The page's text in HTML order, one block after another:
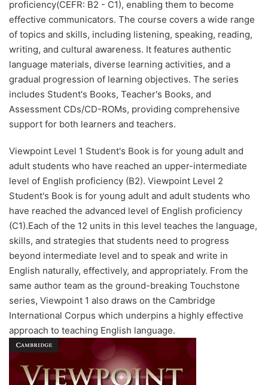
proficiency(CEFR: B2 - C1), enabling them to become
effective communicators. The course covers a wide range
of topics and skills, including listening, speaking, reading,
writing, and cultural awareness. It features authentic
language materials, diverse learning activities, and a
gradual progression of learning objectives. The series
includes Student's Books, Teacher's Books, and
Assessment CDs/CD-ROMs, providing comprehensive
support for both learners and teachers.
Viewpoint Level 1 Student's Book is for young adult and
adult students who have reached an upper-intermediate
level of English proficiency (B2). Viewpoint Level 2
Student's Book is for young adult and adult students who
have reached the advanced level of English proficiency
(C1).Each of the 12 units in this level teaches the language,
skills, and strategies that students need to progress
beyond intermediate level and to speak and write in
English naturally, effectively, and appropriately. From the
same author team as the ground-breaking Touchstone
series, Viewpoint 1 also draws on the Cambridge
International Corpus which underpins a highly effective
approach to teaching English language.